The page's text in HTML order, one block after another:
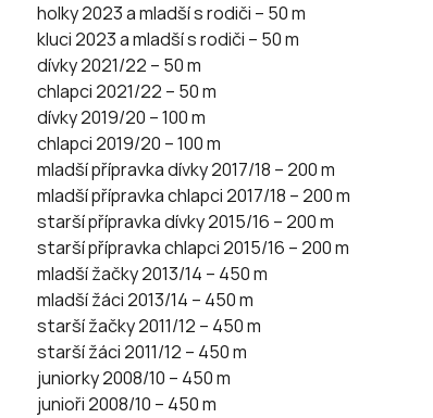
holky 2023 a mladší s rodiči – 50 m
kluci 2023 a mladší s rodiči – 50 m
dívky 2021/22 – 50 m
chlapci 2021/22 – 50 m
dívky 2019/20 – 100 m
chlapci 2019/20 – 100 m
mladší přípravka dívky 2017/18 – 200 m
mladší přípravka chlapci 2017/18 – 200 m
starší přípravka dívky 2015/16 – 200 m
starší přípravka chlapci 2015/16 – 200 m
mladší žačky 2013/14 – 450 m
mladší žáci 2013/14 – 450 m
starší žačky 2011/12 – 450 m
starší žáci 2011/12 – 450 m
juniorky 2008/10 – 450 m
junioři 2008/10 – 450 m